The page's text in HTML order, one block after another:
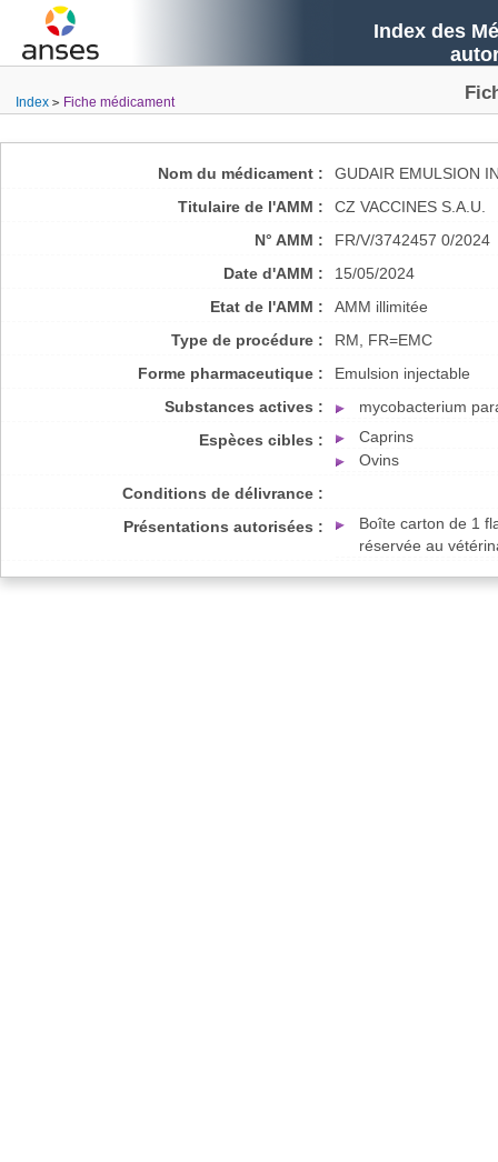
Index des
Index Fiche médicament
Nom du médicament :
GUDAIR EMULSION
Titulaire de l'AMM :
CZ VACCINES S.A.U.
N° AMM :
FR/V/3742457 0/2024
Date d'AMM :
15/05/2024
Etat de l'AMM :
AMM illimitée
Type de procédure :
RM, FR=EMC
Forme pharmaceutique :
Emulsion injectable
Substances actives :
mycobacterium
Espèces cibles :
Caprins
Ovins
Conditions de délivrance :
Présentations autorisées :
Boîte carton de 1
réservée au